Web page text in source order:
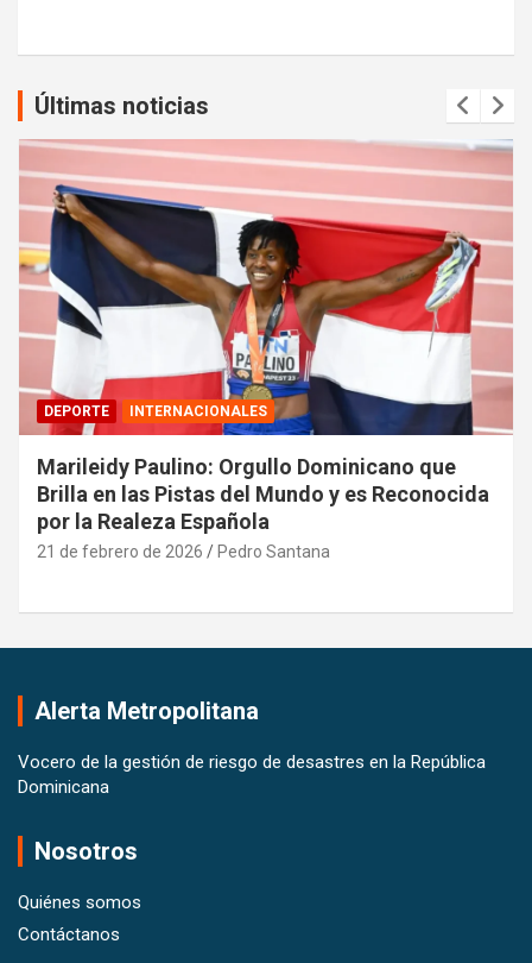
Últimas noticias
DEPORTE INTERNACIONALES
Marileidy Paulino: Orgullo Dominicano que
Brilla en las Pistas del Mundo y es Reconocida
por la Realeza Española
21 de febrero de 2026 Pedro Santana
Alerta Metropolitana
Vocero de la gestión de riesgo de desastres en la República
Dominicana
Nosotros
Quiénes somos
Contáctanos